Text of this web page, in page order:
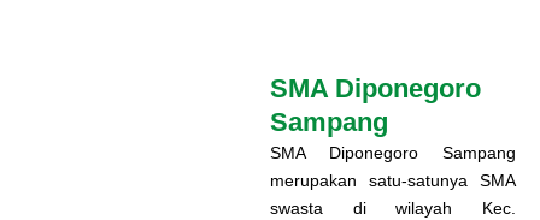
SMA Diponegoro
Sampang
SMA Diponegoro Sampang
merupakan satu-satunya SMA
swasta di wilayah Kec.